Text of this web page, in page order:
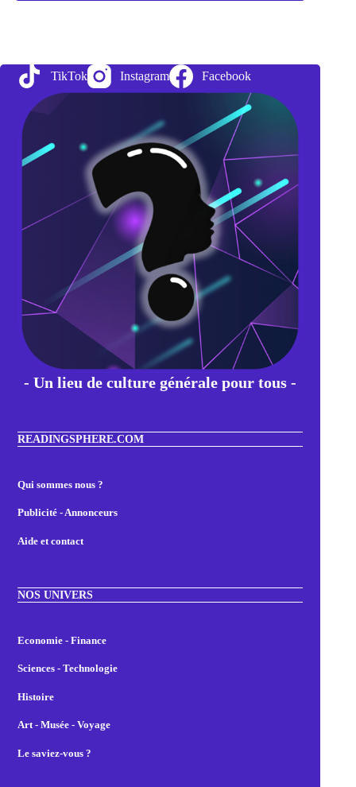
TikTok Instagram Facebook
- Un lieu de culture générale pour tous -
READINGSPHERE.COM
Qui sommes nous ?
Publicité - Annonceurs
Aide et contact
NOS UNIVERS
Economie - Finance
Sciences - Technologie
Histoire
Art - Musée - Voyage
Le saviez-vous ?